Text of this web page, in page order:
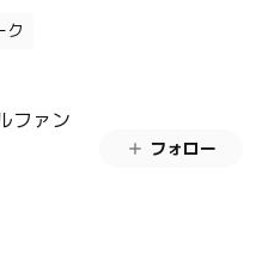
ク
ファン
フォロー